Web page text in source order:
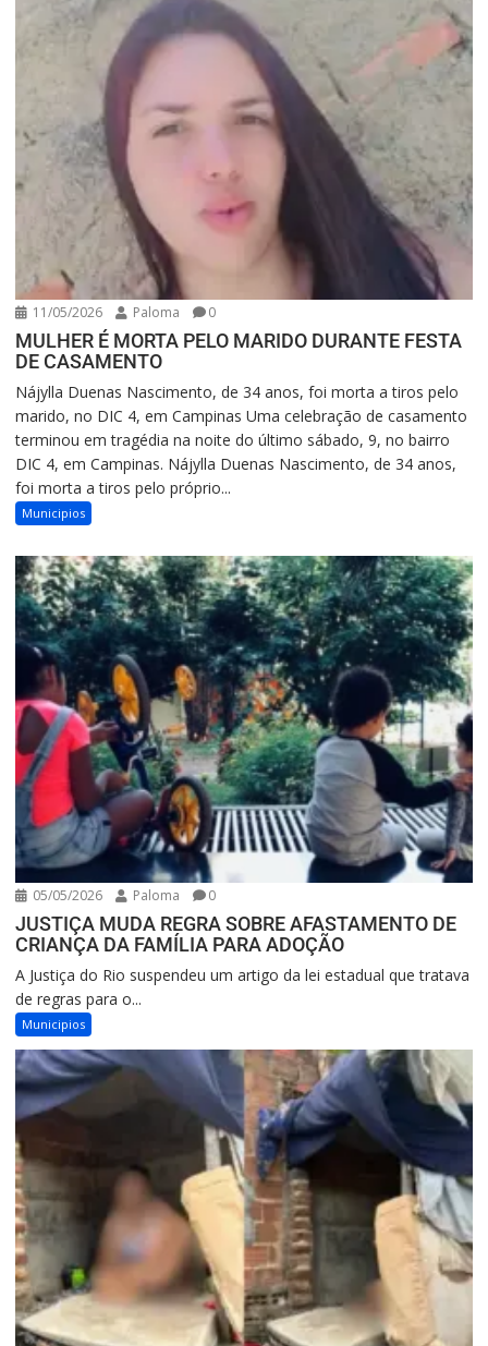
11/05/2026 Paloma 0
MULHER É MORTA PELO MARIDO DURANTE FESTA
DE CASAMENTO
Nájylla Duenas Nascimento, de 34 anos, foi morta a tiros pelo
marido, no DIC 4, em Campinas Uma celebração de casamento
terminou em tragédia na noite do último sábado, 9, no bairro
DIC 4, em Campinas. Nájylla Duenas Nascimento, de 34 anos,
foi morta a tiros pelo próprio...
Municipios
05/05/2026 Paloma 0
JUSTIÇA MUDA REGRA SOBRE AFASTAMENTO DE
CRIANÇA DA FAMÍLIA PARA ADOÇÃO
A Justiça do Rio suspendeu um artigo da lei estadual que tratava
de regras para o...
Municipios